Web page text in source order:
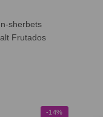
sherbets
Frutados
-14%